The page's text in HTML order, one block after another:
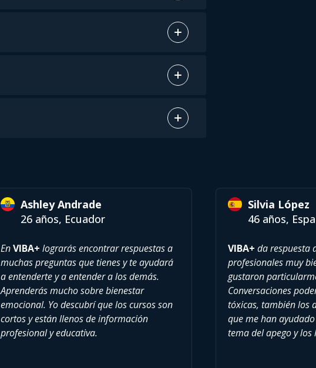
Ashley Andrade
26 años, Ecuador
EnVIBA+ lograrás encontrar respuestas a
muchas preguntas que tienes y te ayudará
a entenderte y a entender a los demás.
Aprenderás mucho sobre bienestar
emocional. Yo descubrí que los cursos son
cortos y están llenos de información
profesional y educativa.
Silvia López
46 años,
VIBA+ da respuesta
profesionales muy
gustaron
Conversaciones
tóxicas, también los
que me han
tema del apego y los